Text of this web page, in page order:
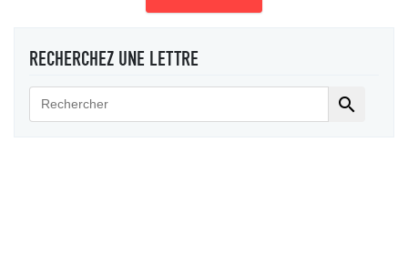
RECHERCHEZ UNE LETTRE
